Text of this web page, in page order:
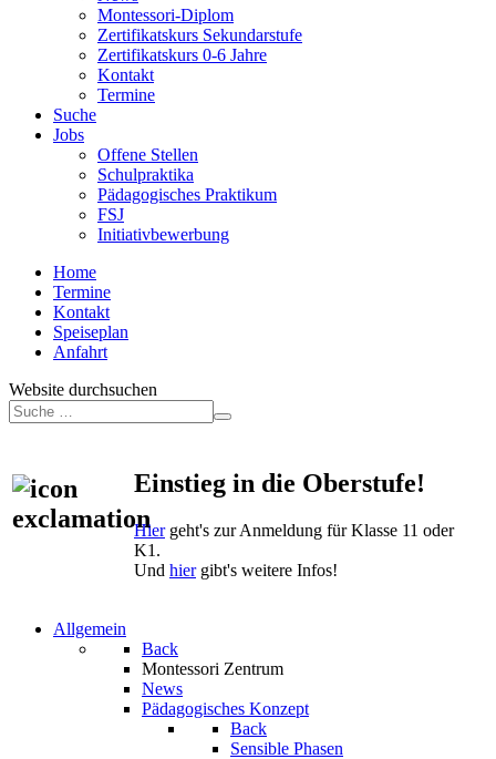
Montessori-Diplom
Zertifikatskurs Sekundarstufe
Zertifikatskurs 0-6 Jahre
Kontakt
Termine
Suche
Jobs
Offene Stellen
Schulpraktika
Pädagogisches Praktikum
FSJ
Initiativbewerbung
Home
Termine
Kontakt
Speiseplan
Anfahrt
Website durchsuchen
Einstieg in die Oberstufe!
Hiergeht's zur Anmeldung für Klasse 11 oder
K1.
Und hiergibt's weitere Infos!
Allgemein
Back
Montessori Zentrum
News
Pädagogisches Konzept
Back
Sensible Phasen